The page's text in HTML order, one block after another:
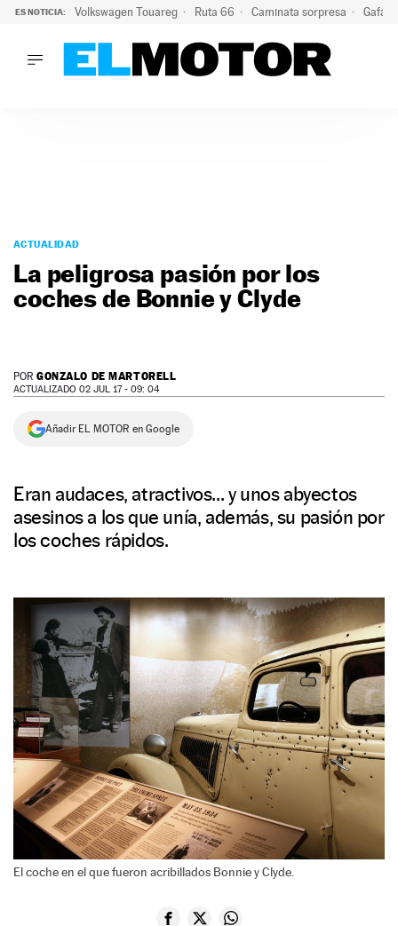
ES NOTICIA: Volkswagen Touareg Ruta 66 Caminata sorpresa Gafas
PODCAST
MOTOS
TECNOLOGÍA
SERVICIOS
NEWSLETTER
ACTUALIDAD
La peligrosa pasión por los
coches de Bonnie y Clyde
POR GONZALO DE MARTORELL
ACTUALIZADO 02 JUL 17 - 09: 04
Añadir EL MOTOR en Google
Eran audaces, atractivos... y unos abyectos
asesinos a los que unía, además, su pasión por
los coches rápidos.
El coche en el que fueron acribillados Bonnie y Clyde.